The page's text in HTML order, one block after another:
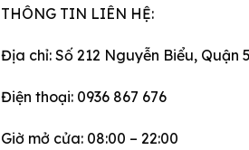
THÔNG TIN LIÊN HỆ:
Địa chỉ: Số 212 Nguyễn Biểu, Quận
Điện thoại: 0936 867 676
Giờ mở cửa: 08:00 – 22:00